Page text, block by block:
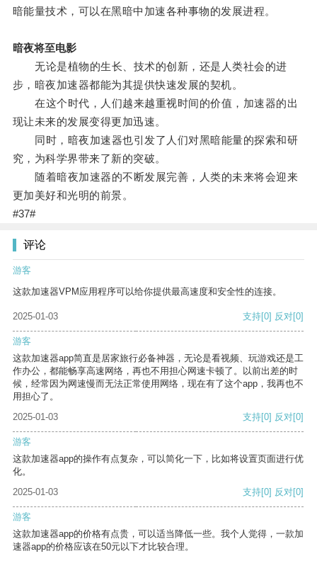
暗能量技术，可以在黑暗中加速各种事物的发展进程。
暗夜将至电影
无论是植物的生长、技术的创新，还是人类社会的进
步，暗夜加速器都能为其提供快速发展的契机。
在这个时代，人们越来越重视时间的价值，加速器的出
现让未来的发展变得更加迅速。
同时，暗夜加速器也引发了人们对黑暗能量的探索和研
究，为科学界带来了新的突破。
随着暗夜加速器的不断发展完善，人类的未来将会迎来
更加美好和光明的前景。
#37#
评论
游客
这款加速器VPM应用程序可以给你提供最高速度和安全性的连接。
2025-01-03 支持[0] 反对[0]
游客
这款加速器app简直是居家旅行必备神器，无论是看视频、玩游戏还是工
作办公，都能畅享高速网络，再也不用担心网速卡顿了。以前出差的时
候，经常因为网速慢而无法正常使用网络，现在有了这个app，我再也不
用担心了。
2025-01-03
支持[0] 反对[0]
游客
这款加速器app的操作有点复杂，可以简化一下，比如将设置页面进行优
化。
2025-01-03
支持[0] 反对[0]
游客
这款加速器app的价格有点贵，可以适当降低一些。我个人觉得，一款加
速器app的价格应该在50元以下才比较合理。